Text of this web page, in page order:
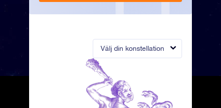
Välj din konstellation